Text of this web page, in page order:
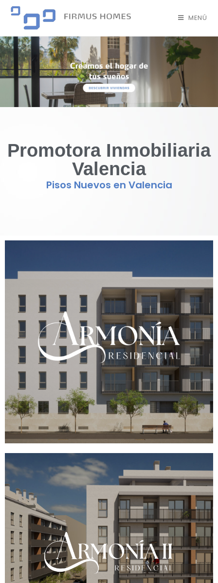
MENÚ
Promotora Inmobiliaria
Valencia
Pisos Nuevos en Valencia